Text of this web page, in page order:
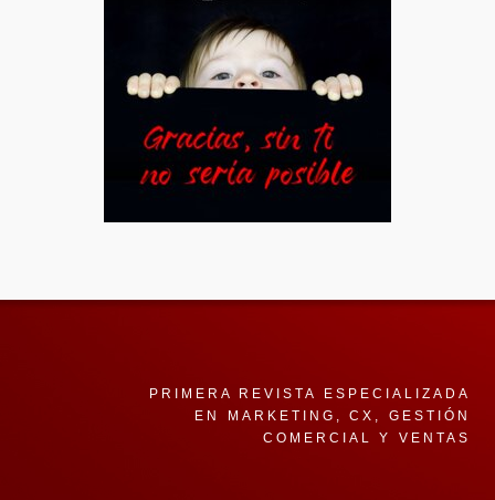
PRIMERA REVISTA ESPECIALIZADA
EN MARKETING, CX, GESTIÓN
COMERCIAL Y VENTAS